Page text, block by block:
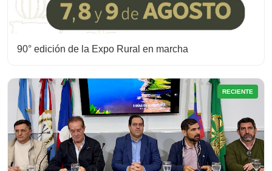
90° edición de la Expo Rural en marcha
RECIENTE